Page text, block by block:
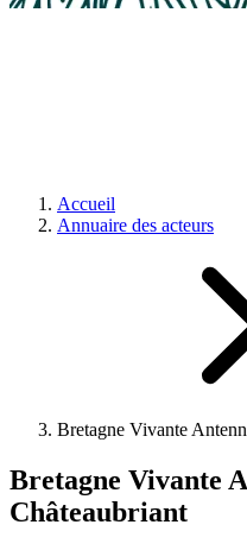
Accueil
Annuaire des acteurs
Bretagne Vivante
Bretagne Vivante
Châteaubriant